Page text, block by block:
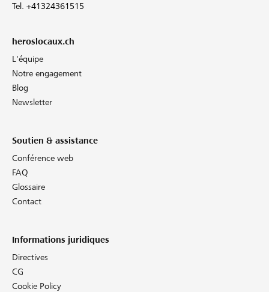
Tel. +41324361515
heroslocaux.ch
L'équipe
Notre engagement
Blog
Newsletter
Soutien & assistance
Conférence web
FAQ
Glossaire
Contact
Informations juridiques
Directives
CG
Cookie Policy